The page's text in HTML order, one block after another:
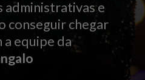
administrativas e
conseguir chegar
a equipe da